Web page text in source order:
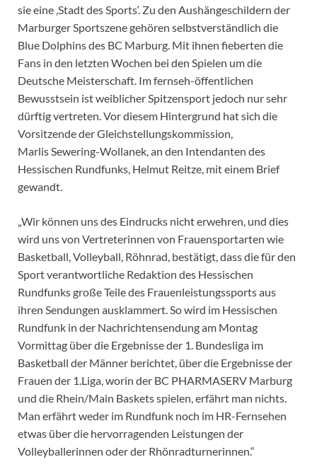
sie eine ‚Stadt des Sports‘. Zu den Aushängeschildern der
Marburger Sportszene gehören selbstverständlich die
Blue Dolphins des BC Marburg. Mit ihnen fieberten die
Fans in den letzten Wochen bei den Spielen um die
Deutsche Meisterschaft. Im fernseh-öffentlichen
Bewusstsein ist weiblicher Spitzensport jedoch nur sehr
dürftig vertreten. Vor diesem Hintergrund hat sich die
Vorsitzende der Gleichstellungskommission,
Marlis Sewering-Wollanek, an den Intendanten des
Hessischen Rundfunks, Helmut Reitze, mit einem Brief
gewandt.
„Wir können uns des Eindrucks nicht erwehren, und dies
wird uns von Vertreterinnen von Frauensportarten wie
Basketball, Volleyball, Röhnrad, bestätigt, dass die für den
Sport verantwortliche Redaktion des Hessischen
Rundfunks große Teile des Frauenleistungssports aus
ihren Sendungen ausklammert. So wird im Hessischen
Rundfunk in der Nachrichtensendung am Montag
Vormittag über die Ergebnisse der 1. Bundesliga im
Basketball der Männer berichtet, über die Ergebnisse der
Frauen der 1.Liga, worin der BC PHARMASERV Marburg
und die Rhein/Main Baskets spielen, erfährt man nichts.
Man erfährt weder im Rundfunk noch im HR-Fernsehen
etwas über die hervorragenden Leistungen der
Volleyballerinnen oder der Rhönradturnerinnen.“